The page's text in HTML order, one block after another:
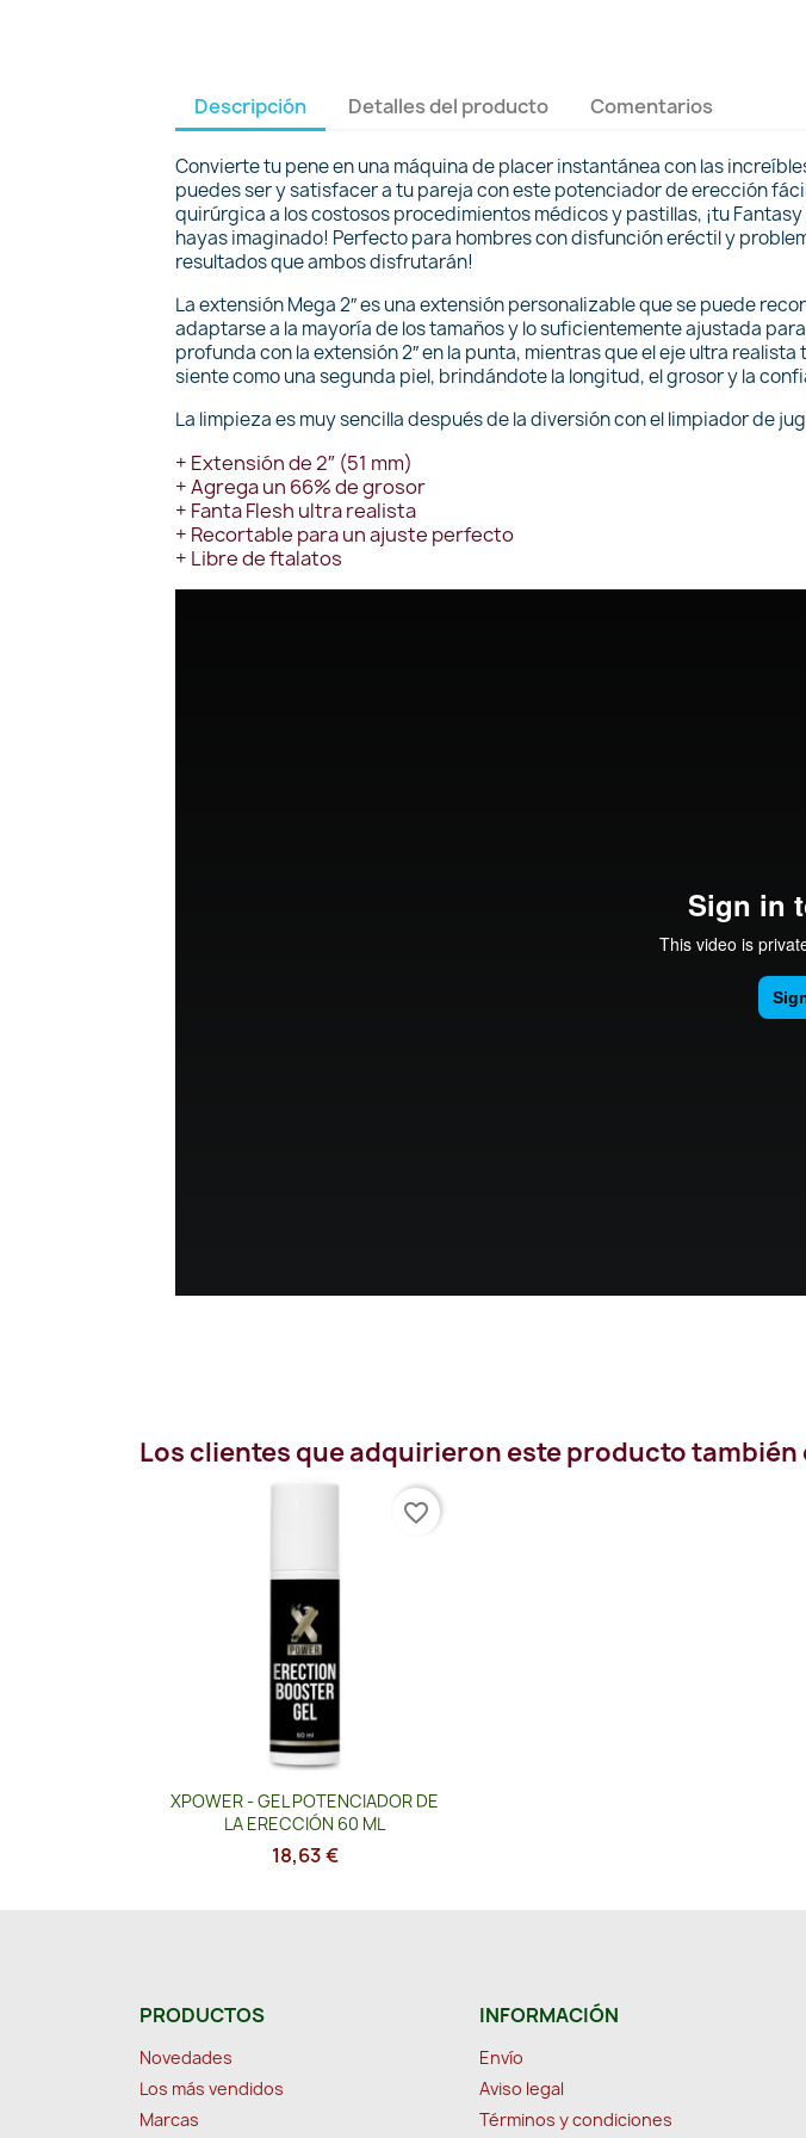
Descripción Detalles del producto Comentarios
Convierte tu pene en una máquina de placer instantánea con las
puedes ser y satisfacer a tu pareja con este potenciador de erección
quirúrgica a los costosos procedimientos médicos y pastillas, ¡tu
hayas imaginado! Perfecto para hombres con disfunción eréctil y
resultados que ambos disfrutarán!
La extensión Mega 2″ es una extensión personalizable que se puede
adaptarse a la mayoría de los tamaños y lo suficientemente ajustada
profunda con la extensión 2″ en la punta, mientras que el eje ultra
siente como una segunda piel, brindándote la longitud, el grosor y la
La limpieza es muy sencilla después de la diversión con el limpiador de
+ Extensión de 2″ (51 mm)
+ Agrega un 66% de grosor
+ Fanta Flesh ultra realista
+ Recortable para un ajuste perfecto
+ Libre de ftalatos
Los clientes que adquirieron este producto
Vista rápida
XPOWER - GEL POTENCIADOR DE
LA ERECCIÓN 60 ML
18,63 €
favorite_border
PRODUCTOS
Novedades
Los más vendidos
Marcas
INFORMACIÓN
Envío
Aviso legal
Términos y condiciones